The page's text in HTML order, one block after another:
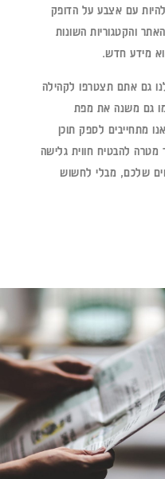
עם אצבע על הדופק
והקטגוריות השונות
מידע חדש.
גם אתם תצטרפו לקהילה
גם משנה את מפת
מתחייבים לספק תוכן
מטרה להבטיח חווית גלישה
שלכם, מבלי לחשוש